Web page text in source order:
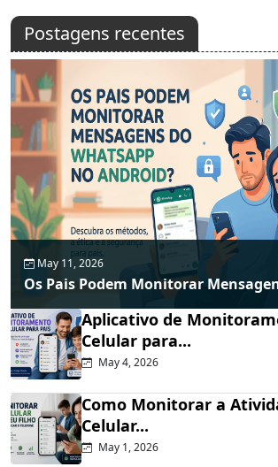
Postagens recentes
May 11, 2026
Os Pais Podem Monitorar
Aplicativo de
Celular para...
May 4, 2026
Como Monitorar a
Celular...
May 1, 2026